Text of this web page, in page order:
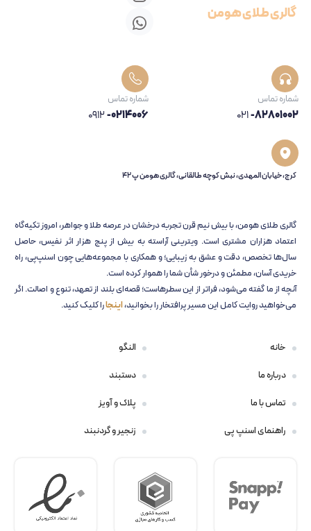
گالری طلای هومن
شماره تماس
021-82801002
شماره تماس
0912-0214006
کرج، خیابان المهدی، نبش کوچه طالقانی، گالری هومن پ 42
گالری طلای هومن، با بیش نیم قرن تجربه‌ درخشان در عرصه طلا و جواهر، امروز تکیه‌گاه
اعتماد هزاران مشتری است. ویترینی آراسته به بیش از پنج هزار اثر نفیس، حاصل
سال‌ها تخصص، دقت و عشق به زیبایی؛ و همکاری با مجموعه‌هایی چون اسنپ‌پی، راه
خریدی آسان، مطمئن و درخور شأن شما را هموار کرده است.
آنچه از ما گفته می‌شود، فراتر از این سطرهاست؛ قصه‌ای بلند از تعهد، تنوع و اصالت. اگر
می‌خواهید روایت کامل این مسیر پرافتخار را بخوانید،اینجارا کلیک کنید.
خانه
درباره ما
تماس با ما
راهنمای اسنپ پی
النگو
دستبند
پلاک و آویز
زنجیر و گردنبند